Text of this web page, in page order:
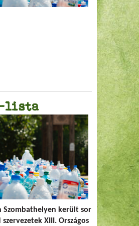
about A fenntartható fejlődés
lista
Szombathelyen került sor
XIII. Országos